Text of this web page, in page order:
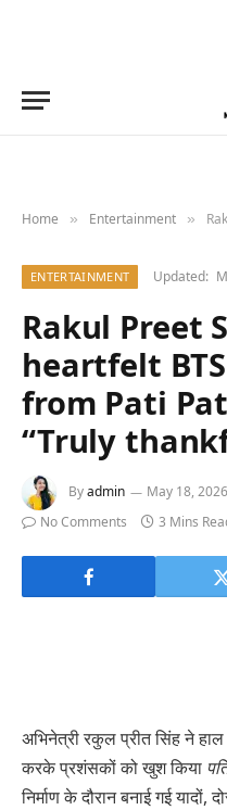
Home » Entertainment » Rakul
ENTERTAINMENT Updated:
Rakul Preet
heartfelt
from Pati
“Truly
Byadmin May 18, 2026
No Comments
3 Mins
अभिनेत्री रकुल प्रीत सिंह ने हाल
करके प्रशंसकों को खुश किया
निर्माण के दौरान बनाई गई